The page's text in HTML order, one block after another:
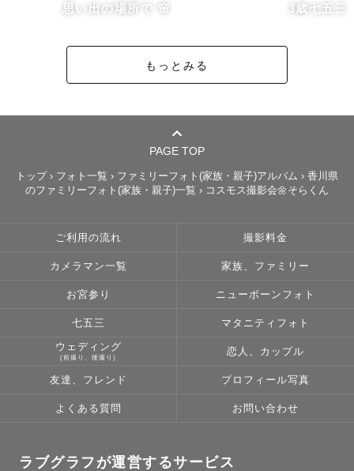
🌱写真への想い
でも今振り返ると「そうそう、こんな時期だった！」と笑
える大切な思い出になっています。
だからこそ私は、笑顔だけじゃなく“今のその子らしさ”を
残してあげたいと思っています。
家族の中にそっと溶け込みながら撮影させていただきます
ください。
（日常写真のようなナチュラルニューボーンも、おくるみ
“今しかない”お子さまの表情や成長を、優しくやわらかな
思い出の場所で 🌸 3歳七五三
もっとみる
PAGE TOP
トップ › フォト一覧 › ファミリーフォト(家族・親子)アルバム › 香川県
のファミリーフォト(家族・親子)一覧 › コスモス撮影会🌼そらくん
ご利用の流れ 撮影料金
カメラマン一覧 家族、ファミリー
お宮参り ニューボーンフォト
七五三 マタニティフォト
ウェディング
(前撮り、後撮り)
恋人、カップル
友達、フレンド プロフィール写真
よくある質問 お問い合わせ
ラブグラフが運営するサービス